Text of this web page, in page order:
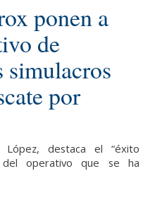
ponen a
de
simulacros
por
López, destaca el “éxito
del operativo que se ha